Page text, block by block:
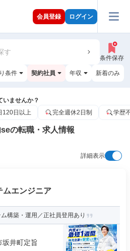
会員登録 ログイン
す
条件保存
条件 契約社員 年収 新着のみ
いませんか？
120日以上 完全週休2日制 学歴
の転職・求人情報
詳細表示
ムエンジニア
構築・運用／正社員登用あり
井町定旨